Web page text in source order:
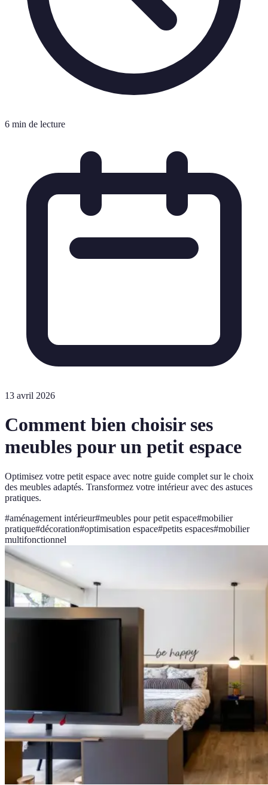
6 min de lecture
13 avril 2026
Comment bien choisir ses
meubles pour un petit espace
Optimisez votre petit espace avec notre guide complet sur le choix
des meubles adaptés. Transformez votre intérieur avec des astuces
pratiques.
#aménagement intérieur#meubles pour petit espace#mobilier
pratique#décoration#optimisation espace#petits espaces#mobilier
multifonctionnel